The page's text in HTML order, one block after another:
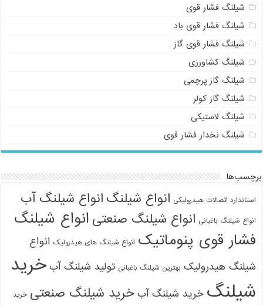
شیلنگ فشار قوی
شیلنگ فشار قوی باد
شیلنگ فشار قوی گاز
شیلنگ کشاورزی
شیلنگ گاز پرچمی
شیلنگ گاز کولر
شیلنگ لاستیکی
شیلنگ نخدار فشار قوی
برچسب‌ها
استاندارد اتصالات هیدرولیکی انواع شیلنگ انواع شیلنگ آب
انواع شیلنگ باغبانی انواع شیلنگ صنعتی انواع شیلنگ
فشار قوی پنوماتیک انواع شیلنگ های هیدرولیک انواع
شیلنگ هیدرولیک بهترین شیلنگ باغبانی تولید شیلنگ آب خرید
شیلنگ خرید شیلنگ آب خرید شیلنگ صنعتی خرید